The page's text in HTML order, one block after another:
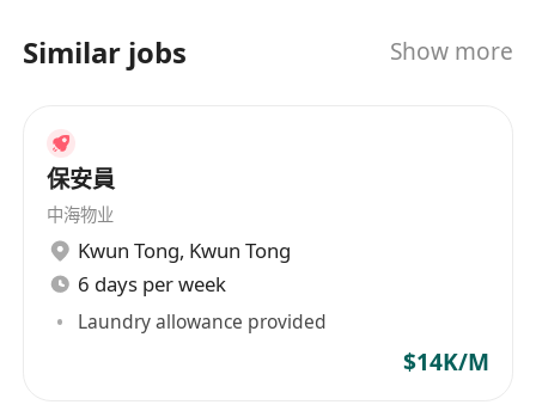
監控中央保安系統（包括閉路電視、火警警報、
急救）須按標準程序迅速應變及協調處理。
協助處理日常保安事務，例如協助搬運管理、引
導車輛停泊、支援大型活動期間人流管制，以及
配合物業管理處進行演習或突擊檢查。
妥善填寫當值日誌、事件報告及交接記錄，確保
資訊準確完整；遵守保密原則，不擅自透露大廈
內客戶資料、佈防細節或內部運作安排。
Similar jobs Show more
保安員
中海物业
Kwun Tong, Kwun Tong
6 days per week
Laundry allowance provided
$14K/M